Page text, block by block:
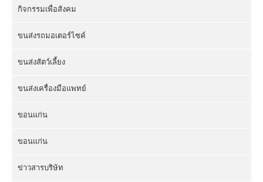
กิจกรรมเพื่อสังคม
ขนส่งรถมอเตอร์ไซค์
ขนส่งสัตว์เลี้ยง
ขนส่งเครื่องมือแพทย์
ขอนแก่น
ขอนแก่น
ข่าวสารบริษัท